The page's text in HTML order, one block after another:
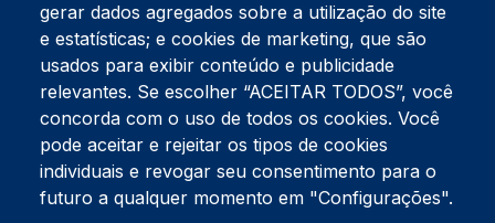
Endereço Postal
Apartado 42
Rua Gil Eanes 31
3834-908 Gafanha da Nazaré
Estúdios
Rua Prior Guerra
Edifício do Centro Cultural da Gafanha da Nazaré
3830-556 Gafanha da Nazaré
gerar dados agregados sobre a utilização do site
e estatísticas; e cookies de marketing, que são
usados para exibir conteúdo e publicidade
relevantes. Se escolher “ACEITAR TODOS”, você
concorda com o uso de todos os cookies. Você
pode aceitar e rejeitar os tipos de cookies
individuais e revogar seu consentimento para o
futuro a qualquer momento em "Configurações".